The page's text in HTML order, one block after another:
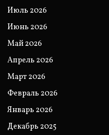
Июль 2026
Июнь 2026
Май 2026
Апрель 2026
Март 2026
Февраль 2026
Январь 2026
Декабрь 2025